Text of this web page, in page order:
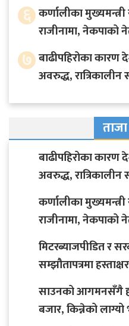
६ कर्णालीका
राजीनामा, नेकपाको
७ बाढीपहिरोका कारण
अवरुद्ध, रात्रिकालीन
बाढीपहिरोका कारण
अवरुद्ध, रात्रिकालीन
कर्णालीका
राजीनामा, नेकपाको
मिटरब्याजपीडित र
सम्झौतापत्रमा
साउनको आगमनसँगै
बजार, किन्नेको लाग्यो